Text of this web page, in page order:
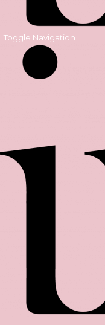
Toggle Navigation